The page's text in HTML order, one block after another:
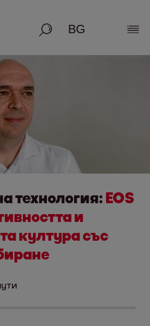
Търсене
технология: EOS
и
култура със